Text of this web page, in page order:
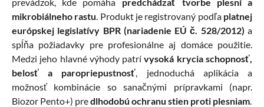
mikrobiálneho rastu. Produkt je registrovaný podľa platnej
európskej legislatívy BPR (nariadenie EÚ č. 528/2012) a
spĺňa požiadavky pre profesionálne aj domáce použitie.
Medzi jeho hlavné výhody patrívysoká krycia schopnosť,
belosť a paropriepustnosť, jednoduchá aplikácia a
možnosť kombinácie so sanačnými prípravkami (napr.
Biozor Pento+) predlhodobú ochranu stien proti plesniam.